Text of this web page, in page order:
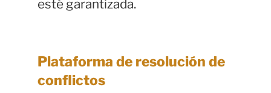
esté garantizada.
Plataforma de resolución de
conflictos